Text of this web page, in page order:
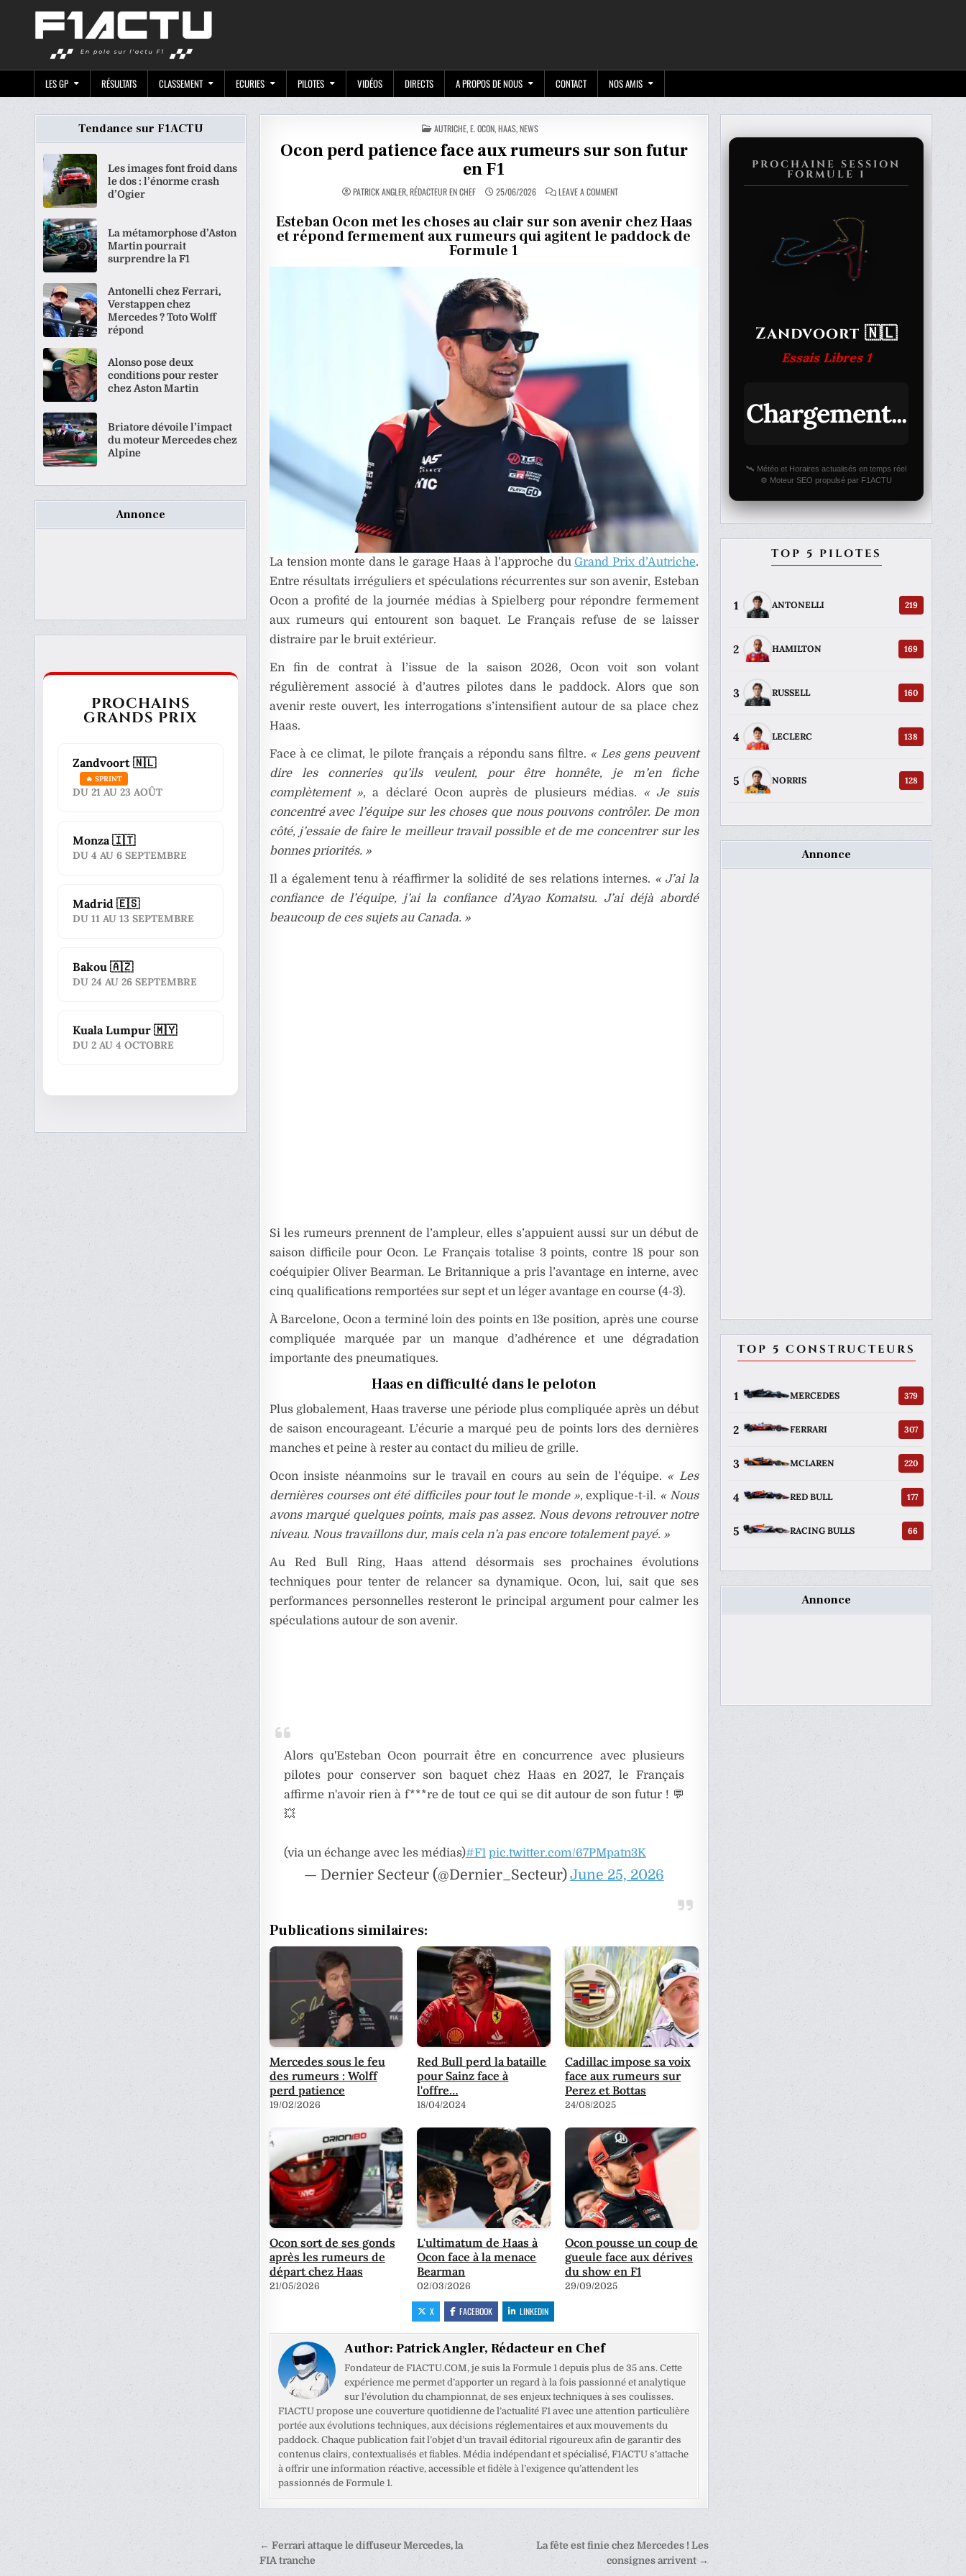
LES GP RÉSULTATS CLASSEMENT ECURIES PILOTES VIDÉOS DIRECTS A PROPOS DE NOUS CONTACT NOS AMIS
POSTED
IN
AUTRICHE,E. OCON,HAAS,NEWS
Ocon perd patience face aux rumeurs sur son futur
en F1
PATRICK ANGLER, RÉDACTEUR EN CHEF 25/06/2026 LEAVE A COMMENTON
PATIENCE
FACE
AUX
RUMEURS
Esteban Ocon met les choses au clair sur son avenir chez Haas
et répond fermement aux rumeurs qui agitent le paddock de
Formule 1
La tension monte dans le garage Haas à l’approche duGrand Prix d’Autriche.
Entre résultats irréguliers et spéculations récurrentes sur son avenir, Esteban
Ocon a profité de la journée médias à Spielberg pour répondre fermement
aux rumeurs qui entourent son baquet. Le Français refuse de se laisser
distraire par le bruit extérieur.
En fin de contrat à l’issue de la saison 2026, Ocon voit son volant
régulièrement associé à d’autres pilotes dans le paddock. Alors que son
avenir reste ouvert, les interrogations s’intensifient autour de sa place chez
Haas.
Face à ce climat, le pilote français a répondu sans filtre. « Les gens peuvent
dire les conneries qu’ils veulent, pour être honnête, je m’en fiche
complètement », a déclaré Ocon auprès de plusieurs médias. « Je suis
concentré avec l’équipe sur les choses que nous pouvons contrôler. De mon
côté, j’essaie de faire le meilleur travail possible et de me concentrer sur les
bonnes priorités. »
Il a également tenu à réaffirmer la solidité de ses relations internes. « J’ai la
confiance de l’équipe, j’ai la confiance d’Ayao Komatsu. J’ai déjà abordé
beaucoup de ces sujets au Canada. »
Si les rumeurs prennent de l’ampleur, elles s’appuient aussi sur un début de
saison difficile pour Ocon. Le Français totalise 3 points, contre 18 pour son
coéquipier Oliver Bearman. Le Britannique a pris l’avantage en interne, avec
cinq qualifications remportées sur sept et un léger avantage en course (4-3).
À Barcelone, Ocon a terminé loin des points en 13e position, après une course
compliquée marquée par un manque d’adhérence et une dégradation
importante des pneumatiques.
Haas en difficulté dans le peloton
Plus globalement, Haas traverse une période plus compliquée après un début
de saison encourageant. L’écurie a marqué peu de points lors des dernières
manches et peine à rester au contact du milieu de grille.
Ocon insiste néanmoins sur le travail en cours au sein de l’équipe. « Les
dernières courses ont été difficiles pour tout le monde », explique-t-il. « Nous
avons marqué quelques points, mais pas assez. Nous devons retrouver notre
niveau. Nous travaillons dur, mais cela n’a pas encore totalement payé. »
Au Red Bull Ring, Haas attend désormais ses prochaines évolutions
techniques pour tenter de relancer sa dynamique. Ocon, lui, sait que ses
performances personnelles resteront le principal argument pour calmer les
spéculations autour de son avenir.
Alors qu'Esteban Ocon pourrait être en concurrence avec plusieurs
pilotes pour conserver son baquet chez Haas en 2027, le Français
affirme n'avoir rien à f***re de tout ce qui se dit autour de son futur ! 💬
💥
(via un échange avec les médias)#F1 pic.twitter.com/67PMpatn3K
— Dernier Secteur (@Dernier_Secteur)June 25, 2026
Publications similaires:
Mercedes sous le feu
des rumeurs : Wolff
perd patience
19/02/2026
Red Bull perd la bataille
pour Sainz face à
l'offre…
18/04/2024
Cadillac impose sa voix
face aux rumeurs sur
Perez et Bottas
24/08/2025
Ocon sort de ses gonds
après les rumeurs de
départ chez Haas
21/05/2026
L'ultimatum de Haas à
Ocon face à la menace
Bearman
02/03/2026
Ocon pousse un coup de
gueule face aux dérives
du show en F1
29/09/2025
X FACEBOOK LINKEDIN
Author: Patrick Angler, Rédacteur en Chef
Fondateur de F1ACTU.COM, je suis la Formule 1 depuis plus de 35 ans. Cette
expérience me permet d’apporter un regard à la fois passionné et analytique
sur l’évolution du championnat, de ses enjeux techniques à ses coulisses.
F1ACTU propose une couverture quotidienne de l’actualité F1 avec une attention particulière
portée aux évolutions techniques, aux décisions réglementaires et aux mouvements du
paddock. Chaque publication fait l’objet d’un travail éditorial rigoureux afin de garantir des
contenus clairs, contextualisés et fiables. Média indépendant et spécialisé, F1ACTU s’attache
à offrir une information réactive, accessible et fidèle à l’exigence qu’attendent les
passionnés de Formule 1.
Navigation
de
La fête est finie chez Mercedes ! Les
consignes arrivent →
← Ferrari attaque le diffuseur Mercedes, la
FIA tranche
Tendance sur F1ACTU
Les images font froid dans
le dos : l’énorme crash
d’Ogier
La métamorphose d’Aston
Martin pourrait
surprendre la F1
Antonelli chez Ferrari,
Verstappen chez
Mercedes ? Toto Wolff
répond
Alonso pose deux
conditions pour rester
chez Aston Martin
Briatore dévoile l’impact
du moteur Mercedes chez
Alpine
Annonce
PROCHAINS
GRANDS PRIX
Zandvoort 🇳🇱
🔥 SPRINT
DU 21 AU 23 AOÛT
Monza 🇮🇹
DU 4 AU 6 SEPTEMBRE
Madrid 🇪🇸
DU 11 AU 13 SEPTEMBRE
Bakou 🇦🇿
DU 24 AU 26 SEPTEMBRE
Kuala Lumpur 🇲🇾
DU 2 AU 4 OCTOBRE
PROCHAINE SESSION
FORMULE 1
Zandvoort 🇳🇱
Essais Libres 1
Chargement...
🛰️ Météo et Horaires actualisés en temps réel
⚙️ Moteur SEO propulsé par F1ACTU
TOP 5 PILOTES
1 ANTONELLI 219
2 HAMILTON 169
3 RUSSELL 160
4 LECLERC 138
5 NORRIS 128
Annonce
TOP 5 CONSTRUCTEURS
1 MERCEDES 379
2 FERRARI 307
3 MCLAREN 220
4 RED BULL 177
5 RACING BULLS 66
Annonce